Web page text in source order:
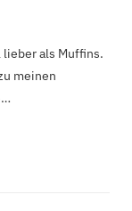
als Muffins.
meinen